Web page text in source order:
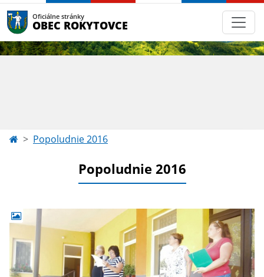
Oficiálne stránky
OBEC ROKYTOVCE
Popoludnie 2016
Popoludnie 2016